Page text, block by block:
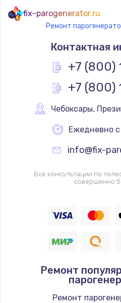
Замена
1200
Замена
Замена
700
2500
1400
fix-parogenerator.ru
Ремонт
Контактная
+7 (800)
+7 (800)
Чебоксары,
Ежедневно
info@fix-
Все консультации по
совершенно
Ремонт
Ремонт